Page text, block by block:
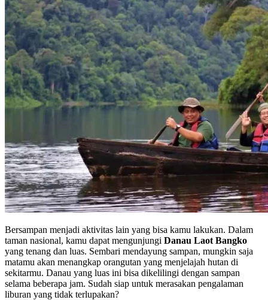
Bersampan menjadi aktivitas lain yang bisa kamu lakukan. Dalam
taman nasional, kamu dapat mengunjungi Danau Laot Bangko
yang tenang dan luas. Sembari mendayung sampan, mungkin saja
matamu akan menangkap orangutan yang menjelajah hutan di
sekitarmu. Danau yang luas ini bisa dikelilingi dengan sampan
selama beberapa jam. Sudah siap untuk merasakan pengalaman
liburan yang tidak terlupakan?